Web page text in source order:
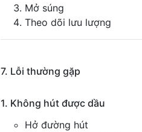
Mở súng
Theo dõi lưu lượng
7. Lỗi thường gặp
1. Không hút được dầu
Hở đường hút